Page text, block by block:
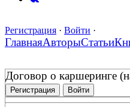
Регистрация · Войти ·
ГлавнаяАвторыСтатьи
Договор о каршеринге
Регистрация Войти